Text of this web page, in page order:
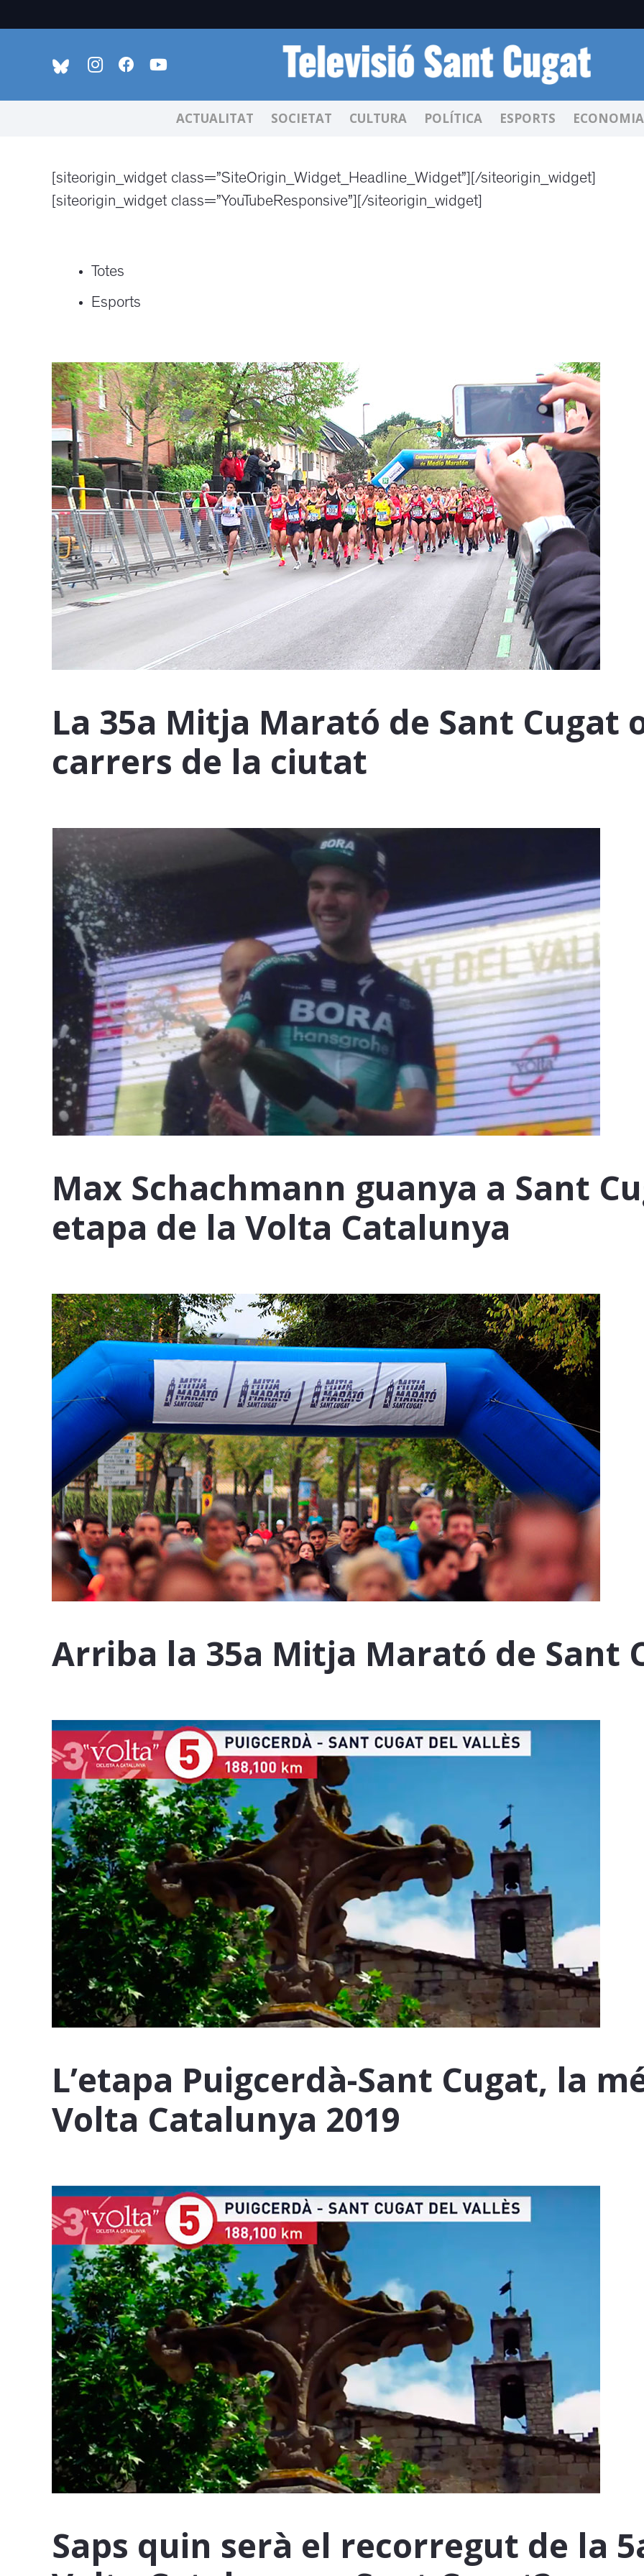
ACTUALITAT SOCIETAT CULTURA POLÍTICA ESPORTS ECONOMIA
[siteorigin_widget class=”SiteOrigin_Widget_Headline_Widget”] [/siteorigin_widget]
[siteorigin_widget class=”YouTubeResponsive”] [/siteorigin_widget]
Totes
Esports
La 35a Mitja Marató de Sant Cugat
carrers de la ciutat
Max Schachmann guanya a Sant
etapa de la Volta Catalunya
Arriba la 35a Mitja Marató de Sant
L’etapa Puigcerdà-Sant Cugat, la
Volta Catalunya 2019
Saps quin serà el recorregut de la